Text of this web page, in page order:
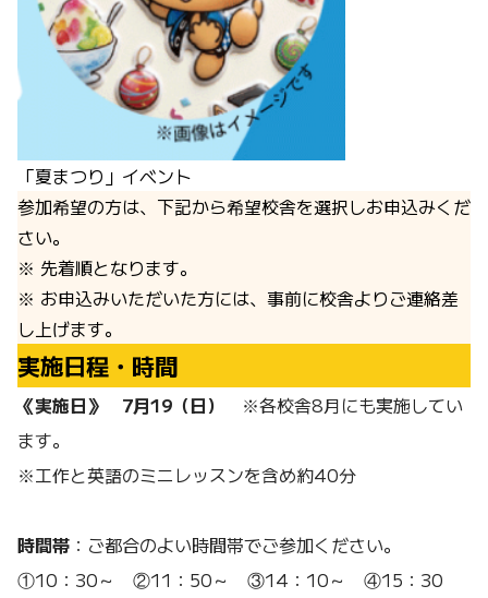
「夏まつり」イベント
参加希望の方は、下記から希望校舎を選択しお申込みくだ
さい。
※ 先着順となります。
※ お申込みいただいた方には、事前に校舎よりご連絡差
し上げます。
実施日程・時間
《実施日》 7月19（日） ※各校舎8月にも実施してい
ます。
※工作と英語のミニレッスンを含め約40分
時間帯 ：ご都合のよい時間帯でご参加ください。
①10：30～ ②11：50～ ③14：10～ ④15：30